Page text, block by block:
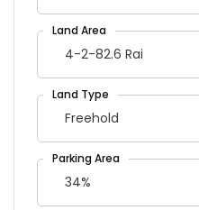
4-2-82.6 Rai
Freehold
34%